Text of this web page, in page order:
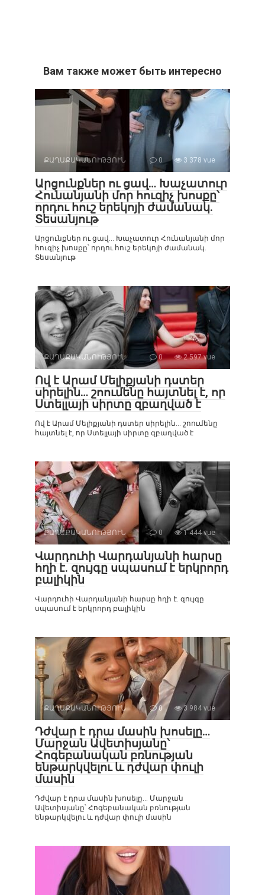
Вам также может быть интересно
ՔԱՂԱՔԱԿԱՆՈՒԹՅՈՒՆ 0 3 378 vue
Արցունքներ ու ցավ… Խաչատուր
Հունանյանի մոր հուզիչ խոսքը՝
որդու հուշ երեկոյի ժամանակ.
Տեսանյութ
Արցունքներ ու ցավ… Խաչատուր Հունանյանի մոր
հուզիչ խոսքը՝ որդու հուշ երեկոյի ժամանակ.
Տեսանյութ
ՔԱՂԱՔԱԿԱՆՈՒԹՅՈՒՆ 0 2 597 vue
Ով է Արամ Մելիքյանի դստեր
սիրելին… շոումենը հայտնել է, որ
Ստելլայի սիրտը զբաղված է
Ով է Արամ Մելիքյանի դստեր սիրելին… շոումենը
հայտնել է, որ Ստելլայի սիրտը զբաղված է
ՔԱՂԱՔԱԿԱՆՈՒԹՅՈՒՆ 0 1 444 vue
Վարդուհի Վարդանյանի հարսը
հղի է. զույգը սպասում է երկրորդ
բալիկին
Վարդուհի Վարդանյանի հարսը հղի է. զույգը
սպասում է երկրորդ բալիկին
ՔԱՂԱՔԱԿԱՆՈՒԹՅՈՒՆ 0 3 984 vue
Դժվար է դրա մասին խոսելը…
Մարջան Ավետիսյանը՝
Հոգեբանական բռնության
ենթարկվելու և դժվար փուլի
մասին
Դժվար է դրա մասին խոսելը… Մարջան
Ավետիսյանը՝ Հոգեբանական բռնության
ենթարկվելու և դժվար փուլի մասին